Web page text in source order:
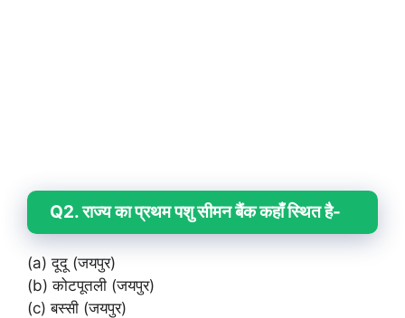
Q2. राज्य का प्रथम पशु सीमन बैंक कहाँ स्थित है-
(a) दूदू (जयपुर)
(b) कोटपूतली (जयपुर)
(c) बस्सी (जयपुर)